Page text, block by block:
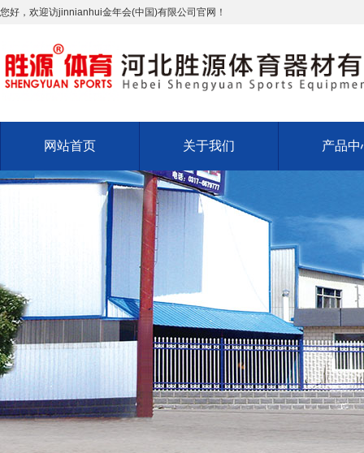
您好，欢迎访jinnianhui金年会(中国)有限公司官网！
网站首页 关于我们 产品中